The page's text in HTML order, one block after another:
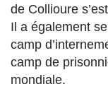
de Collioure
Il a également
camp
camp de
mondiale.